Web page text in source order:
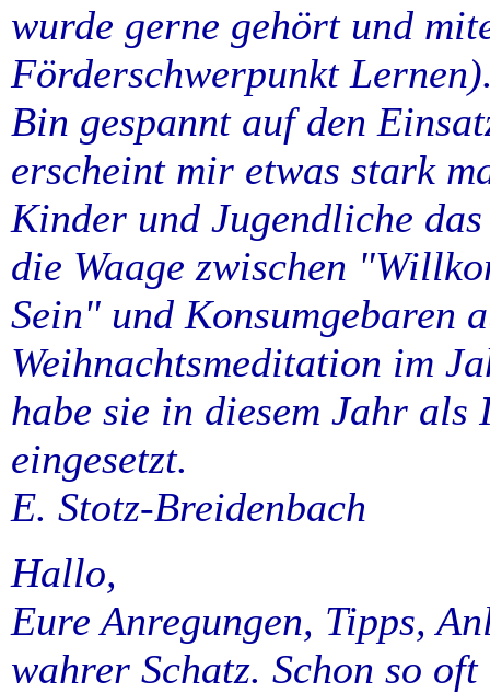
wurde gerne gehört und
Förderschwerpunkt
Bin gespannt auf den
erscheint mir etwas stark
Kinder und Jugendliche
die Waage zwischen
Sein" und Konsumgebaren
Weihnachtsmeditation im
habe sie in diesem Jahr als
eingesetzt.
E. Stotz-Breidenbach
Hallo,
Eure Anregungen, Tipps,
wahrer Schatz. Schon so